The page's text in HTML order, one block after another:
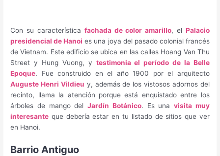
Con su característica fachada de color amarillo, el Palacio
presidencial de Hanoi es una joya del pasado colonial francés
de Vietnam. Este edificio se ubica en las calles Hoang Van Thu
Street y Hung Vuong, y testimonia el período de la Belle
Epoque. Fue construido en el año 1900 por el arquitecto
Auguste Henri Vildieu y, además de los vistosos adornos del
recinto, llama la atención porque está enquistado entre los
árboles de mango delJardín Botánico. Es unavisita muy
interesante que debería estar en tu listado de sitios que ver
en Hanoi.
Barrio Antiguo